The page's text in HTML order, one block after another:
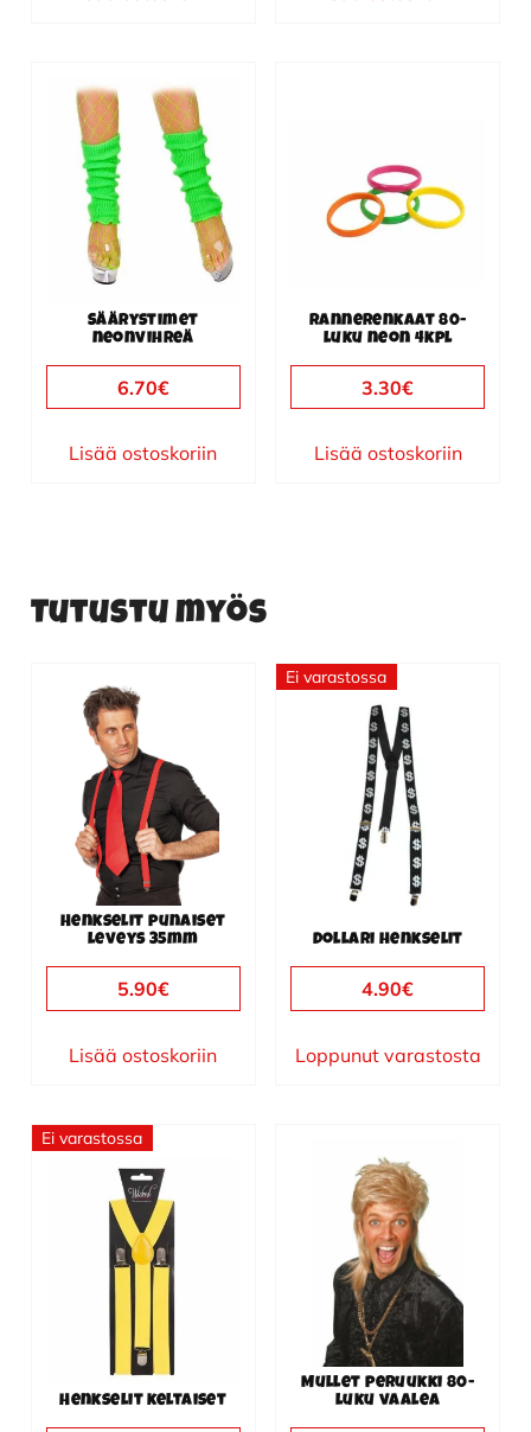
Säärystimet
neonvihreä
6.70€
Lisää ostoskoriin
Rannerenkaat 80-
luku neon 4kpl
3.30€
Lisää ostoskoriin
Tutustu myös
Henkselit punaiset
leveys 35mm
5.90€
Lisää ostoskoriin
Ei varastossa
Dollari henkselit
4.90€
Loppunut varastosta
Ei varastossa
Henkselit keltaiset
Mullet peruukki 80-
luku vaalea